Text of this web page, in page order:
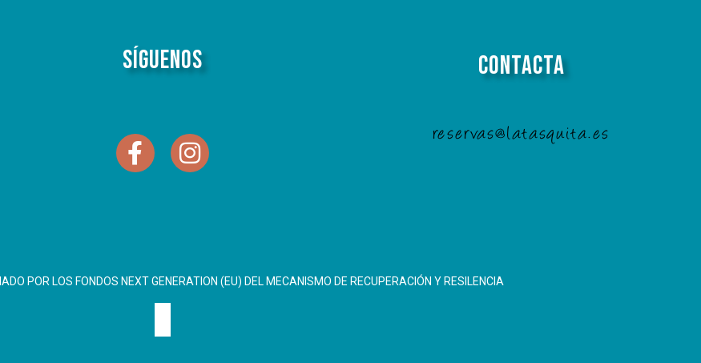
Síguenos Contacta
reservas@latasquita.es
POR LOS FONDOS NEXT GENERATION (EU) DEL MECANISMO DE RECUPERACIÓN Y RESILENCIA